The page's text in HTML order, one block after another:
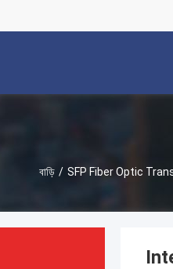
বাড়ি / SFP Fiber Optic